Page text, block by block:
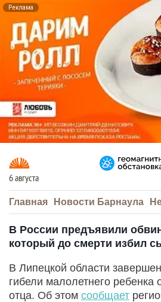
Реклама
6 августа
Главная Новости Барнаула
В России предъявили
который до смерти избил
В Липецкой области
гибели малолетнего ребенка
отца. Об этом сообщает